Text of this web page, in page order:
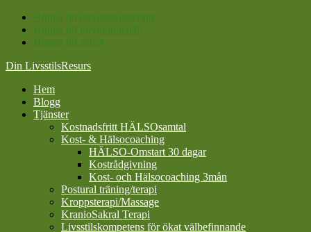
Hoppa till huvudnavigering
Hoppa till huvudinnehåll
Hoppa till sidfot
Din LivsstilsResurs
Hem
Blogg
Tjänster
Kostnadsfritt HÄLSOsamtal
Kost- & Hälsocoaching
HÄLSO-Omstart 30 dagar
Kostrådgivning
Kost- och Hälsocoaching 3mån
Postural träning/terapi
Kroppsterapi/Massage
KranioSakral Terapi
Livsstilskompetens för ökat välbefinnande